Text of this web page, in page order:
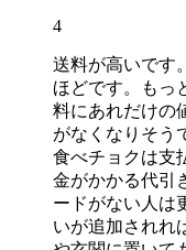
4
送料が高いです
ほどです。もっ
料にあれだけの
がなくなりそう
食べチョクは支
金がかかる代引
ードがない人は
いが追加されれ